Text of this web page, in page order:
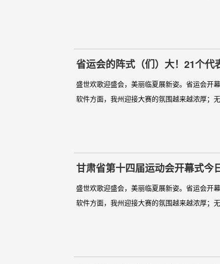
省运会的阵式（们）大！21个代
盛世欢歌迎盛会，美丽临夏展新姿。省运会开
软件方面，我州迎接大赛的氛围越来越浓厚；
甘肃省第十四届运动会开幕式今
盛世欢歌迎盛会，美丽临夏展新姿。省运会开
软件方面，我州迎接大赛的氛围越来越浓厚；